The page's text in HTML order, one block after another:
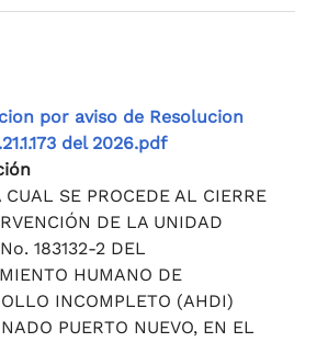
por aviso de Resolucion
del 2026.pdf
CUAL SE PROCEDE AL CIERRE
DE LA UNIDAD
183132-2 DEL
HUMANO DE
INCOMPLETO (AHDI)
PUERTO NUEVO, EN EL